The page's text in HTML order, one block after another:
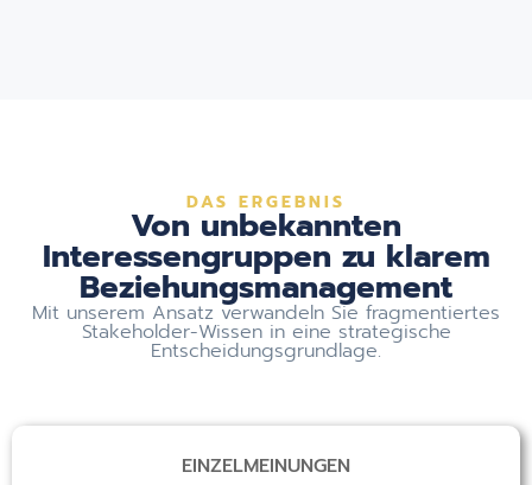
DAS ERGEBNIS
Von unbekannten
Interessengruppen zu klarem
Beziehungsmanagement
Mit unserem Ansatz verwandeln Sie fragmentiertes
Stakeholder-Wissen in eine strategische
Entscheidungsgrundlage.
EINZELMEINUNGEN